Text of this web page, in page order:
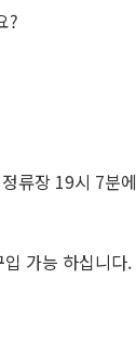
?
류장 19시 7분
가능 하십니다.